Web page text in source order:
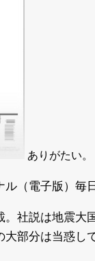
ありがたい。
（電子版）毎
。社説は地震
部分は当惑